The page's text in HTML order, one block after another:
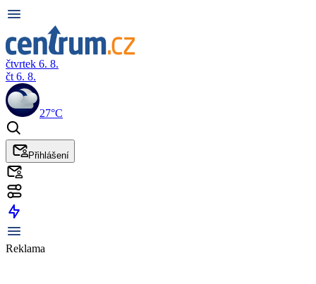
čtvrtek 6. 8.
čt 6. 8.
27°C
Přihlášení
Reklama